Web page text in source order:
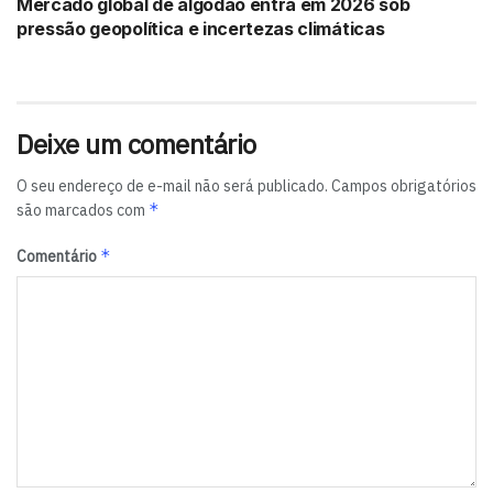
pressão geopolítica e incertezas climáticas
Deixe um comentário
O seu endereço de e-mail não será publicado. Campos obrigatórios
são marcados com *
Comentário *